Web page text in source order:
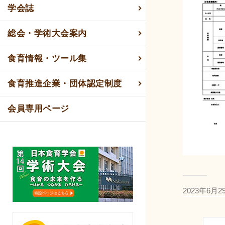
学会誌
総会・学術大会案内
食育情報・ツール集
食育推進企業・団体認定制度
会員専用ページ
2023年6月